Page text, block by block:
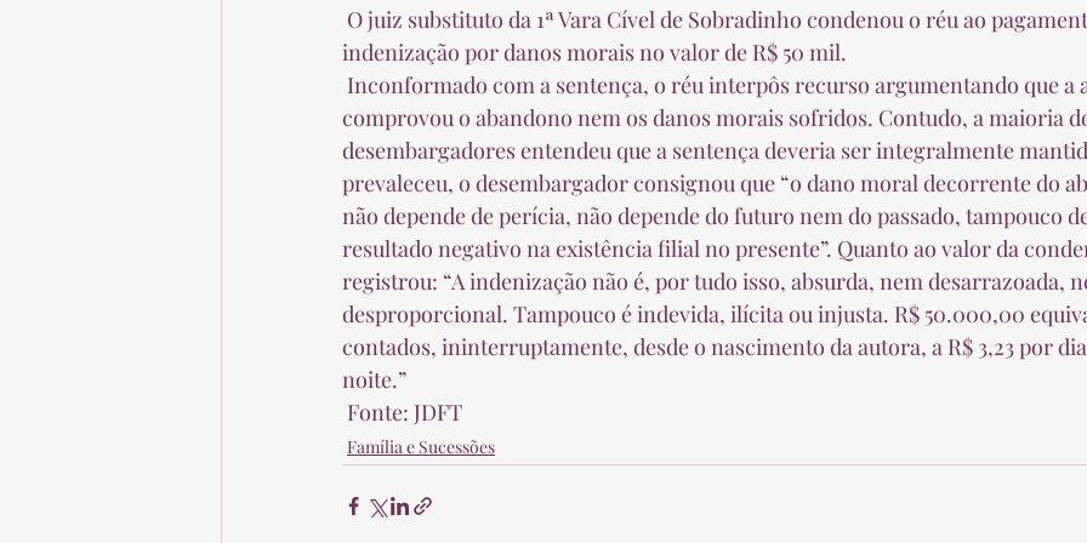
indenização por danos morais no valor de R$ 50 mil.
comprovou o abandono nem os danos morais sofridos. Contudo, a maioria
desembargadores entendeu que a sentença deveria ser integralmente
prevaleceu, o desembargador consignou que “o dano moral decorrente do
não depende de perícia, não depende do futuro nem do passado, tampouco
resultado negativo na existência filial no presente”. Quanto ao valor da
registrou: “A indenização não é, por tudo isso, absurda, nem desarrazoada,
desproporcional. Tampouco é indevida, ilícita ou injusta. R$ 50.000,00
contados, ininterruptamente, desde o nascimento da autora, a R$ 3,23 por
noite.”
Fonte: JDFT
Família e Sucessões